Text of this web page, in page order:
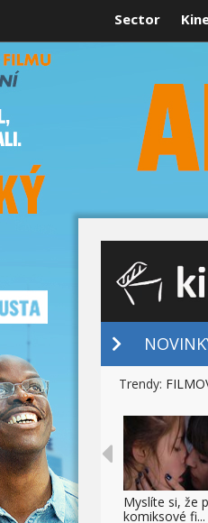
Sector
Trendy:
Myslíte si, že
komiksové fi...